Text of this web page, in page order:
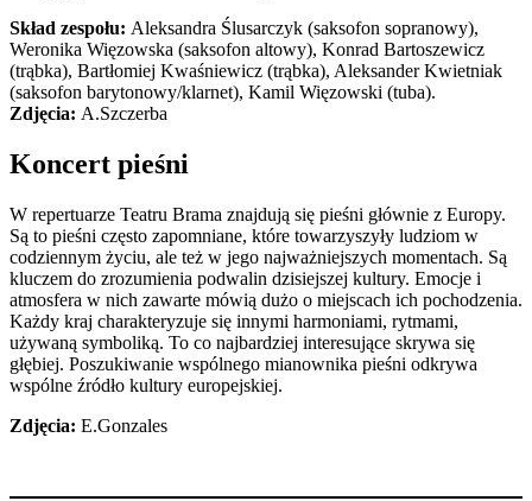
Skład zespołu: Aleksandra Ślusarczyk (saksofon sopranowy),
Weronika Więzowska (saksofon altowy), Konrad Bartoszewicz
(trąbka), Bartłomiej Kwaśniewicz (trąbka), Aleksander Kwietniak
(saksofon barytonowy/klarnet), Kamil Więzowski (tuba).
Zdjęcia: A.Szczerba
Koncert pieśni
W repertuarze Teatru Brama znajdują się pieśni głównie z Europy.
Są to pieśni często zapomniane, które towarzyszyły ludziom w
codziennym życiu, ale też w jego najważniejszych momentach. Są
kluczem do zrozumienia podwalin dzisiejszej kultury. Emocje i
atmosfera w nich zawarte mówią dużo o miejscach ich pochodzenia.
Każdy kraj charakteryzuje się innymi harmoniami, rytmami,
używaną symboliką. To co najbardziej interesujące skrywa się
głębiej. Poszukiwanie wspólnego mianownika pieśni odkrywa
wspólne źródło kultury europejskiej.
Zdjęcia: E.Gonzales